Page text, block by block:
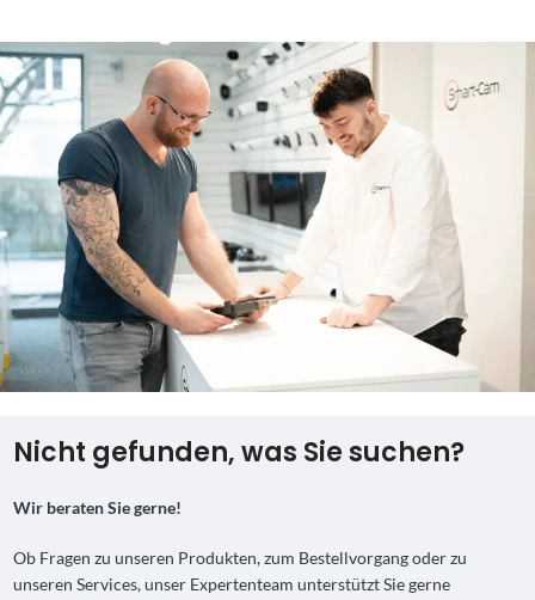
Nicht gefunden, was Sie suchen?
Wir beraten Sie gerne!
Ob Fragen zu unseren Produkten, zum Bestellvorgang oder zu
unseren Services, unser Expertenteam unterstützt Sie gerne